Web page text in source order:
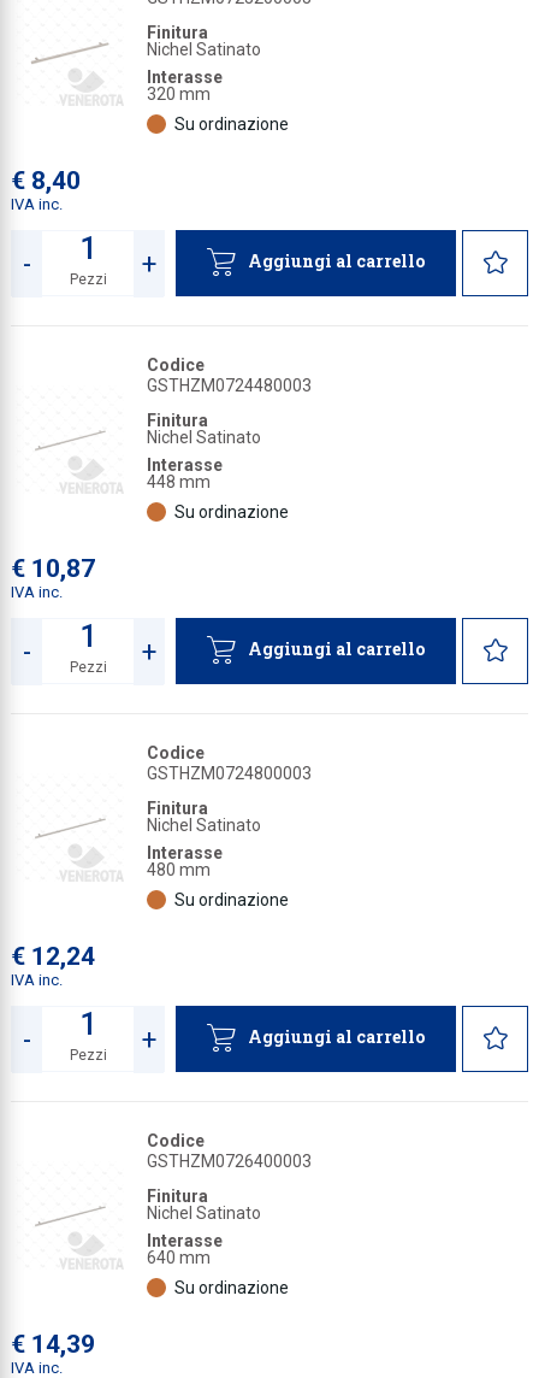
Finitura
Nichel Satinato
Interasse
320 mm
Su ordinazione
€ 8,40
IVA inc.
- +
Pezzi
Aggiungi al carrello
Codice
GSTHZM0724480003
Finitura
Nichel Satinato
Interasse
448 mm
Su ordinazione
€ 10,87
IVA inc.
- +
Pezzi
Aggiungi al carrello
Codice
GSTHZM0724800003
Finitura
Nichel Satinato
Interasse
480 mm
Su ordinazione
€ 12,24
IVA inc.
- +
Pezzi
Aggiungi al carrello
Codice
GSTHZM0726400003
Finitura
Nichel Satinato
Interasse
640 mm
Su ordinazione
€ 14,39
IVA inc.